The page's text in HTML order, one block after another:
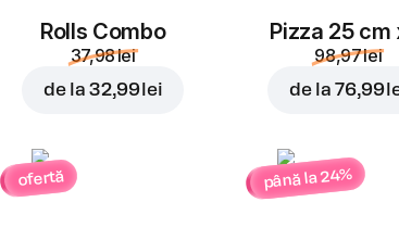
Rolls Combo
37,98 lei
de la32,99 lei
Pizza 25 cm
98,97 lei
de la76,99
ofertă până la 24%